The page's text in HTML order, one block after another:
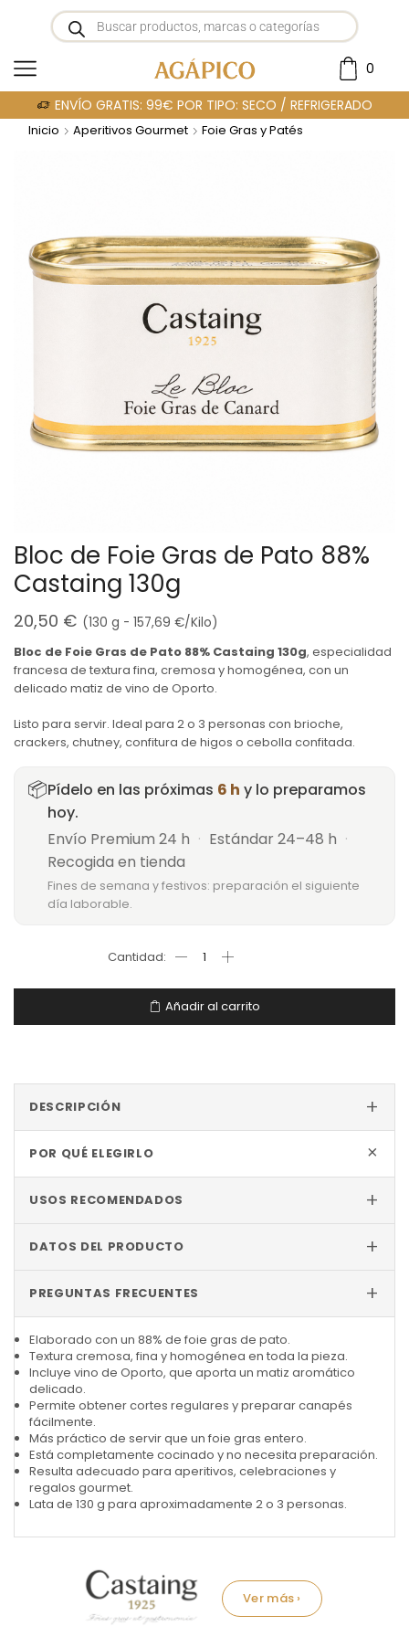
0
ENVÍO GRATIS: 99€ POR TIPO: SECO / REFRIGERADO
Inicio Aperitivos Gourmet Foie Gras y Patés
Bloc de Foie Gras de Pato 88%
Castaing 130g
20,50 € (130 g - 157,69 €/Kilo)
Bloc de Foie Gras de Pato 88% Castaing 130g, especialidad
francesa de textura fina, cremosa y homogénea, con un
delicado matiz de vino de Oporto.
Listo para servir. Ideal para 2 o 3 personas con brioche,
crackers, chutney, confitura de higos o cebolla confitada.
📦Pídelo en las próximas 6 h y lo preparamos
hoy.
Envío Premium 24 h · Estándar 24–48 h ·
Recogida en tienda
Fines de semana y festivos: preparación el siguiente
día laborable.
Añadir al carrito
DESCRIPCIÓN +
POR QUÉ ELEGIRLO +
Elaborado con un 88% de foie gras de pato.
Textura cremosa, fina y homogénea en toda la pieza.
Incluye vino de Oporto, que aporta un matiz aromático
delicado.
Permite obtener cortes regulares y preparar canapés
fácilmente.
Más práctico de servir que un foie gras entero.
Está completamente cocinado y no necesita preparación.
Resulta adecuado para aperitivos, celebraciones y
regalos gourmet.
Lata de 130 g para aproximadamente 2 o 3 personas.
USOS RECOMENDADOS +
DATOS DEL PRODUCTO +
PREGUNTAS FRECUENTES +